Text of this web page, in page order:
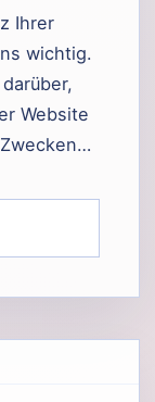
Ihrer
wichtig.
Website